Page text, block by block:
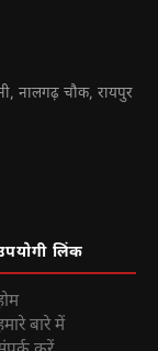
नालगढ़ चौक, रायपुर
लिंक
बारे में